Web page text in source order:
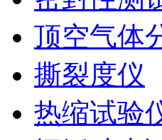
顶空气体
撕裂度仪
热缩试验